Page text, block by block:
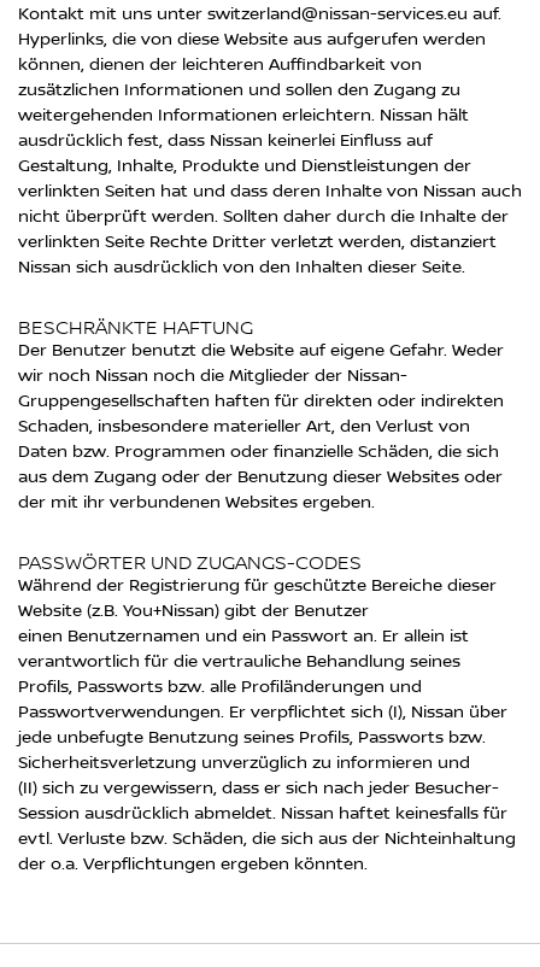
Kontakt mit uns unter switzerland@nissan-services.eu auf.
Hyperlinks, die von diese Website aus aufgerufen werden
können, dienen der leichteren Auffindbarkeit von
zusätzlichen Informationen und sollen den Zugang zu
weitergehenden Informationen erleichtern. Nissan hält
ausdrücklich fest, dass Nissan keinerlei Einfluss auf
Gestaltung, Inhalte, Produkte und Dienstleistungen der
verlinkten Seiten hat und dass deren Inhalte von Nissan auch
nicht überprüft werden. Sollten daher durch die Inhalte der
verlinkten Seite Rechte Dritter verletzt werden, distanziert
Nissan sich ausdrücklich von den Inhalten dieser Seite.
BESCHRÄNKTE HAFTUNG
Der Benutzer benutzt die Website auf eigene Gefahr. Weder
wir noch Nissan noch die Mitglieder der Nissan-
Gruppengesellschaften haften für direkten oder indirekten
Schaden, insbesondere materieller Art, den Verlust von
Daten bzw. Programmen oder finanzielle Schäden, die sich
aus dem Zugang oder der Benutzung dieser Websites oder
der mit ihr verbundenen Websites ergeben.
PASSWÖRTER UND ZUGANGS-CODES
Während der Registrierung für geschützte Bereiche dieser
Website (z.B. You+Nissan) gibt der Benutzer
einen Benutzernamen und ein Passwort an. Er allein ist
verantwortlich für die vertrauliche Behandlung seines
Profils, Passworts bzw. alle Profiländerungen und
Passwortverwendungen. Er verpflichtet sich (I), Nissan über
jede unbefugte Benutzung seines Profils, Passworts bzw.
Sicherheitsverletzung unverzüglich zu informieren und
(II) sich zu vergewissern, dass er sich nach jeder Besucher-
Session ausdrücklich abmeldet. Nissan haftet keinesfalls für
evtl. Verluste bzw. Schäden, die sich aus der Nichteinhaltung
der o.a. Verpflichtungen ergeben könnten.